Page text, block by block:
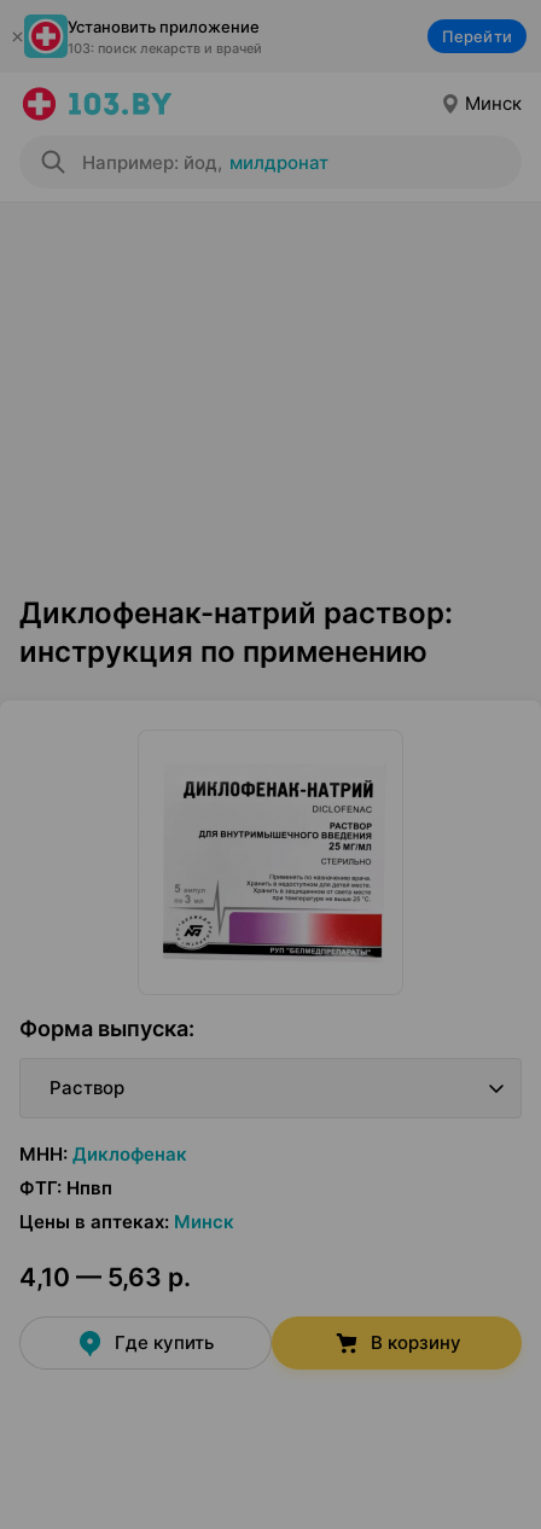
Установить приложение
103: поиск лекарств и врачей
Перейти
Минск
Например: йод, милдронат
Диклофенак-натрий раствор:
инструкция по применению
Форма выпуска:
Раствор
МНН: Диклофенак
ФТГ: Нпвп
Цены в аптеках: Минск
4,10 — 5,63 р.
Где купить В корзину